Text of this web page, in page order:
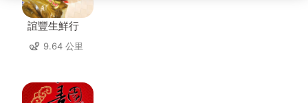
誼豐生鮮行
9.64 公里